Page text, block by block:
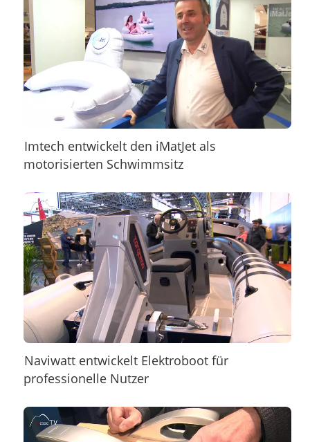
Imtech entwickelt den iMatJet als
motorisierten Schwimmsitz
Naviwatt entwickelt Elektroboot für
professionelle Nutzer